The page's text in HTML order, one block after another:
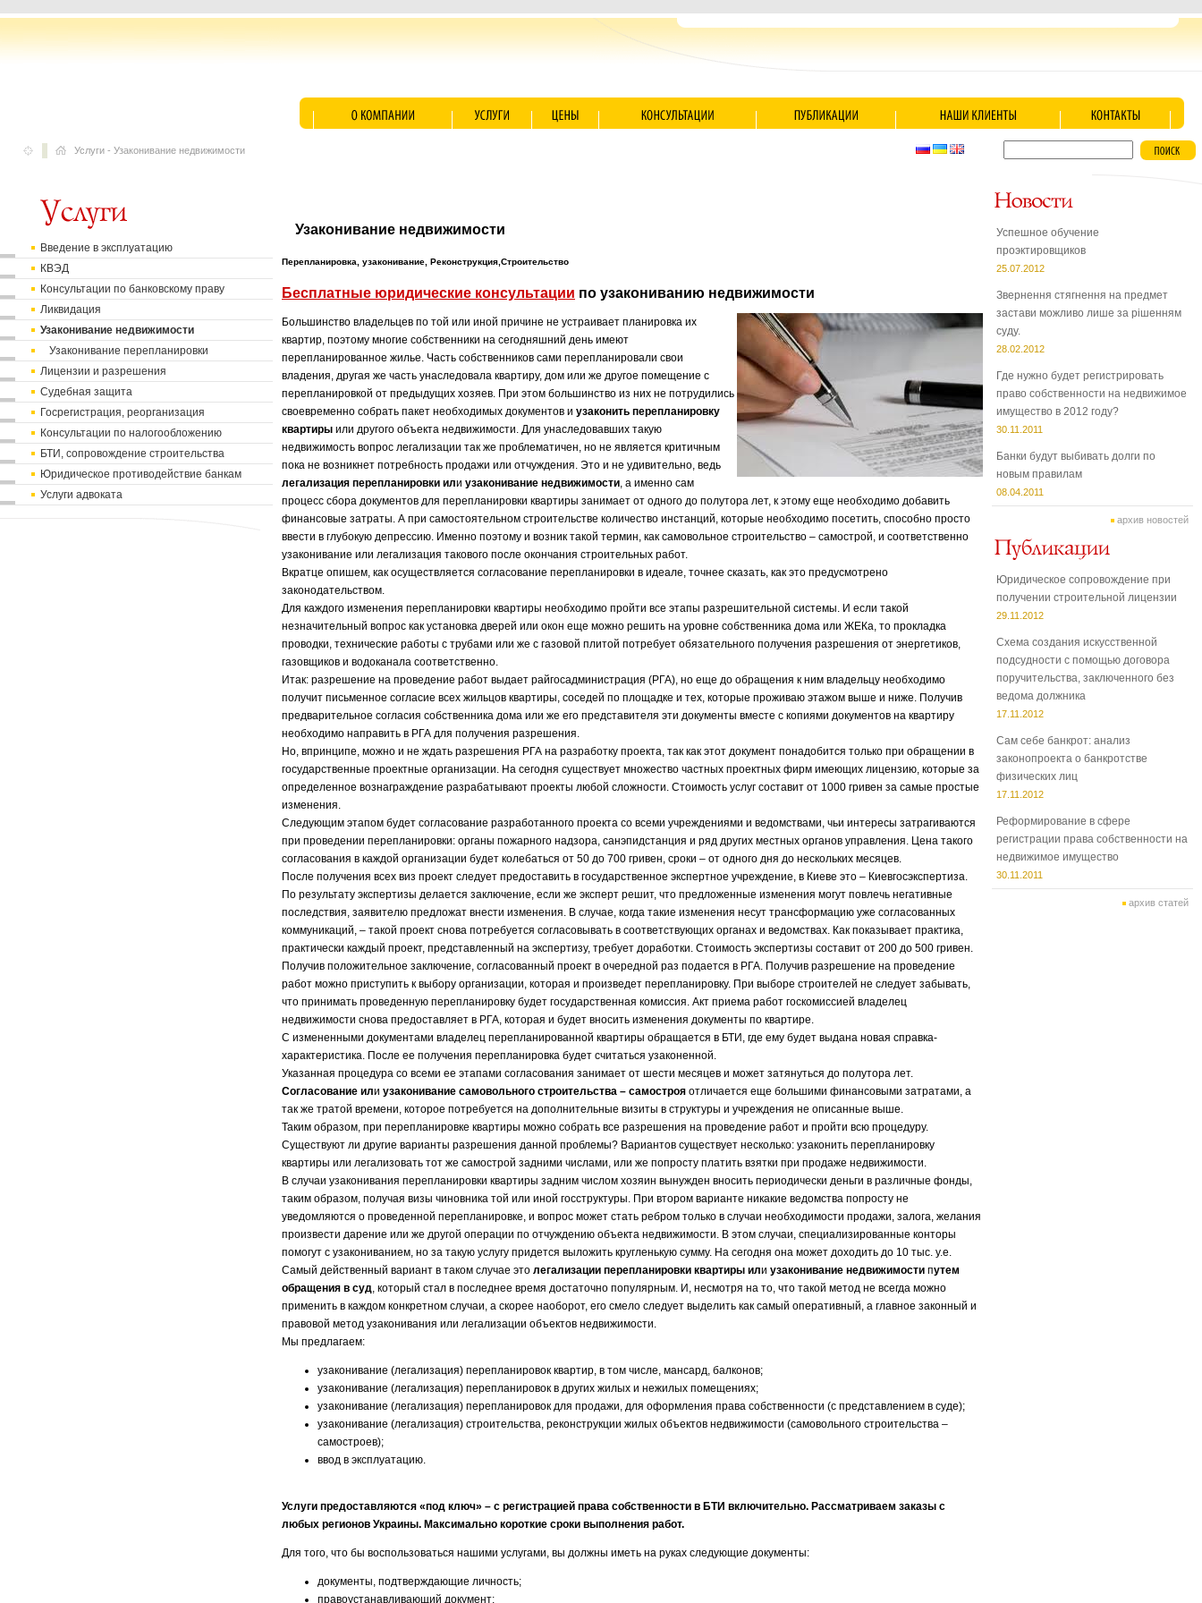
Услуги - Узаконивание недвижимости
Введение в эксплуатацию
КВЭД
Консультации по банковскому праву
Ликвидация
Узаконивание недвижимости
Узаконивание перепланировки
Лицензии и разрешения
Судебная защита
Госрегистрация, реорганизация
Консультации по налогообложению
БТИ, сопровождение строительства
Юридическое противодействие банкам
Услуги адвоката
Узаконивание недвижимости
Перепланировка, узаконивание, Реконструкция,Строительство
Бесплатные юридические консультации по узакониванию недвижимости
Большинство владельцев по той или иной причине не устраивает планировка их
квартир, поэтому многие собственники на сегодняшний день имеют
перепланированное жилье. Часть собственников сами перепланировали свои
владения, другая же часть унаследовала квартиру, дом или же другое помещение с
перепланировкой от предыдущих хозяев. При этом большинство из них не потрудились
своевременно собрать пакет необходимых документов и узаконить перепланировку
квартиры или другого объекта недвижимости. Для унаследовавших такую
недвижимость вопрос легализации так же проблематичен, но не является критичным
пока не возникнет потребность продажи или отчуждения. Это и не удивительно, ведь
легализация перепланировки или узаконивание недвижимости, а именно сам
процесс сбора документов для перепланировки квартиры занимает от одного до полутора лет, к этому еще необходимо добавить
финансовые затраты. А при самостоятельном строительстве количество инстанций, которые необходимо посетить, способно просто
ввести в глубокую депрессию. Именно поэтому и возник такой термин, как самовольное строительство – самострой, и соответственно
узаконивание или легализация такового после окончания строительных работ.
Вкратце опишем, как осуществляется согласование перепланировки в идеале, точнее сказать, как это предусмотрено
законодательством.
Для каждого изменения перепланировки квартиры необходимо пройти все этапы разрешительной системы. И если такой
незначительный вопрос как установка дверей или окон еще можно решить на уровне собственника дома или ЖЕКа, то прокладка
проводки, технические работы с трубами или же с газовой плитой потребует обязательного получения разрешения от энергетиков,
газовщиков и водоканала соответственно.
Итак: разрешение на проведение работ выдает райгосадминистрация (РГА), но еще до обращения к ним владельцу необходимо
получит письменное согласие всех жильцов квартиры, соседей по площадке и тех, которые проживаю этажом выше и ниже. Получив
предварительное согласия собственника дома или же его представителя эти документы вместе с копиями документов на квартиру
необходимо направить в РГА для получения разрешения.
Но, впринципе, можно и не ждать разрешения РГА на разработку проекта, так как этот документ понадобится только при обращении в
государственные проектные организации. На сегодня существует множество частных проектных фирм имеющих лицензию, которые за
определенное вознаграждение разрабатывают проекты любой сложности. Стоимость услуг составит от 1000 гривен за самые простые
изменения.
Следующим этапом будет согласование разработанного проекта со всеми учреждениями и ведомствами, чьи интересы затрагиваются
при проведении перепланировки: органы пожарного надзора, санэпидстанция и ряд других местных органов управления. Цена такого
согласования в каждой организации будет колебаться от 50 до 700 гривен, сроки – от одного дня до нескольких месяцев.
После получения всех виз проект следует предоставить в государственное экспертное учреждение, в Киеве это – Киевгосэкспертиза.
По результату экспертизы делается заключение, если же эксперт решит, что предложенные изменения могут повлечь негативные
последствия, заявителю предложат внести изменения. В случае, когда такие изменения несут трансформацию уже согласованных
коммуникаций, – такой проект снова потребуется согласовывать в соответствующих органах и ведомствах. Как показывает практика,
практически каждый проект, представленный на экспертизу, требует доработки. Стоимость экспертизы составит от 200 до 500 гривен.
Получив положительное заключение, согласованный проект в очередной раз подается в РГА. Получив разрешение на проведение
работ можно приступить к выбору организации, которая и произведет перепланировку. При выборе строителей не следует забывать,
что принимать проведенную перепланировку будет государственная комиссия. Акт приема работ госкомиссией владелец
недвижимости снова предоставляет в РГА, которая и будет вносить изменения документы по квартире.
С измененными документами владелец перепланированной квартиры обращается в БТИ, где ему будет выдана новая справка-
характеристика. После ее получения перепланировка будет считаться узаконенной.
Указанная процедура со всеми ее этапами согласования занимает от шести месяцев и может затянуться до полутора лет.
Согласование или узаконивание самовольного строительства – самостроя отличается еще большими финансовыми затратами, а
так же тратой времени, которое потребуется на дополнительные визиты в структуры и учреждения не описанные выше.
Таким образом, при перепланировке квартиры можно собрать все разрешения на проведение работ и пройти всю процедуру.
Существуют ли другие варианты разрешения данной проблемы? Вариантов существует несколько: узаконить перепланировку
квартиры или легализовать тот же самострой задними числами, или же попросту платить взятки при продаже недвижимости.
В случаи узаконивания перепланировки квартиры задним числом хозяин вынужден вносить периодически деньги в различные фонды,
таким образом, получая визы чиновника той или иной госструктуры. При втором варианте никакие ведомства попросту не
уведомляются о проведенной перепланировке, и вопрос может стать ребром только в случаи необходимости продажи, залога, желания
произвести дарение или же другой операции по отчуждению объекта недвижимости. В этом случаи, специализированные конторы
помогут с узакониванием, но за такую услугу придется выложить кругленькую сумму. На сегодня она может доходить до 10 тыс. у.е.
Самый действенный вариант в таком случае это легализации перепланировки квартиры или узаконивание недвижимости путем
обращения в суд, который стал в последнее время достаточно популярным. И, несмотря на то, что такой метод не всегда можно
применить в каждом конкретном случаи, а скорее наоборот, его смело следует выделить как самый оперативный, а главное законный и
правовой метод узаконивания или легализации объектов недвижимости.
Мы предлагаем:
узаконивание (легализация) перепланировок квартир, в том числе, мансард, балконов;
узаконивание (легализация) перепланировок в других жилых и нежилых помещениях;
узаконивание (легализация) перепланировок для продажи, для оформления права собственности (с представлением в суде);
узаконивание (легализация) строительства, реконструкции жилых объектов недвижимости (самовольного строительства –
самостроев);
ввод в эксплуатацию.
Услуги предоставляются «под ключ» – с регистрацией права собственности в БТИ включительно. Рассматриваем заказы с
любых регионов Украины. Максимально короткие сроки выполнения работ.
Для того, что бы воспользоваться нашими услугами, вы должны иметь на руках следующие документы:
документы, подтверждающие личность;
правоустанавливающий документ;
Успешное обучение
проэктировщиков
25.07.2012
Звернення стягнення на предмет
застави можливо лише за рішенням
суду.
28.02.2012
Где нужно будет регистрировать
право собственности на недвижимое
имущество в 2012 году?
30.11.2011
Банки будут выбивать долги по
новым правилам
08.04.2011
архив новостей
Юридическое сопровождение при
получении строительной лицензии
29.11.2012
Схема создания искусственной
подсудности с помощью договора
поручительства, заключенного без
ведома должника
17.11.2012
Сам себе банкрот: анализ
законопроекта о банкротстве
физических лиц
17.11.2012
Реформирование в сфере
регистрации права собственности на
недвижимое имущество
30.11.2011
архив статей